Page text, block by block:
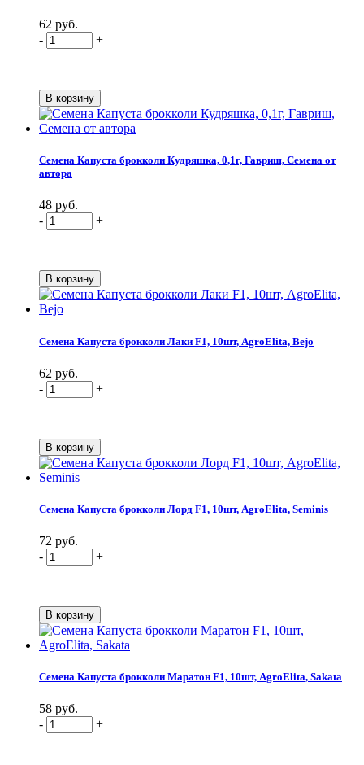
62 руб.
-
+
Семена Капуста брокколи Кудряшка, 0,1г, Гавриш, Семена от
автора
48 руб.
-
+
Семена Капуста брокколи Лаки F1, 10шт, AgroElita, Bejo
62 руб.
-
+
Семена Капуста брокколи Лорд F1, 10шт, AgroElita, Seminis
72 руб.
-
+
Семена Капуста брокколи Маратон F1, 10шт, AgroElita, Sakata
58 руб.
-
+